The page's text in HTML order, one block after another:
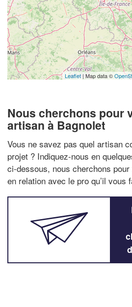
Leaflet| Map data ©
Nous cherchons pour
artisan à Bagnolet
Vous ne savez pas quel artisan
projet ? Indiquez-nous en
ci-dessous, nous cherchons
en relation avec le pro qu’il vous